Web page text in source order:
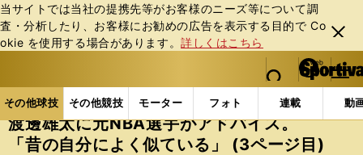
当サイトでは当社の提携先等がお客様のニーズ等について調
査・分析したり、お客様にお勧めの広告を表⽰する⽬的で Co
okie を使⽤する場合があります。詳しくはこちら
閉じ
る
web Sportiva (webスポルティーバ)
検索
マイペ
ー
ジ
メニュ
その他球技 その他競技 モーター フォト 連載 動
ス
ポ
ル
その他球技の記事一覧 バスケットボール NBA
渡邊雄太に元NBA選手がアドバイス。
「昔の自分によく似ている」 (3ページ目)